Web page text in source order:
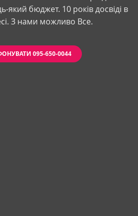
який бюджет. 10 років досвіді в
З нами можливо Все.
095-650-0044